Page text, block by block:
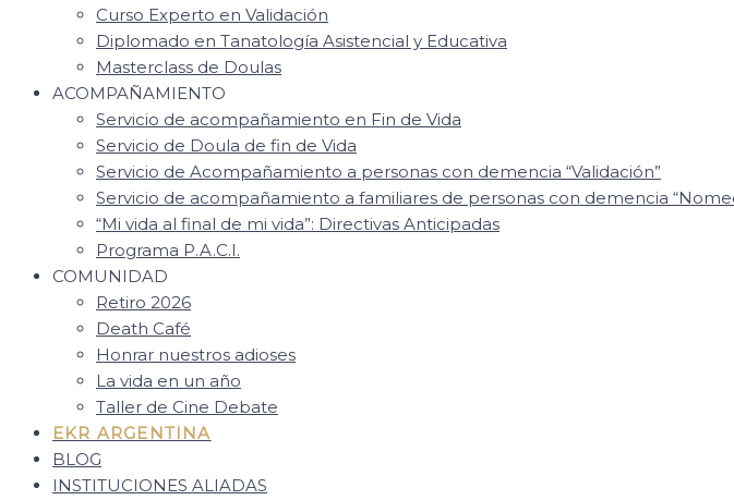
Curso Experto en Validación
Diplomado en Tanatología Asistencial y Educativa
Masterclass de Doulas
ACOMPAÑAMIENTO
Servicio de acompañamiento en Fin de Vida
Servicio de Doula de fin de Vida
Servicio de Acompañamiento a personas con demencia “Validación”
Servicio de acompañamiento a familiares de personas con demencia
“Mi vida al final de mi vida”: Directivas Anticipadas
Programa P.A.C.I.
COMUNIDAD
Retiro 2026
Death Café
Honrar nuestros adioses
La vida en un año
Taller de Cine Debate
EKR ARGENTINA
BLOG
INSTITUCIONES ALIADAS